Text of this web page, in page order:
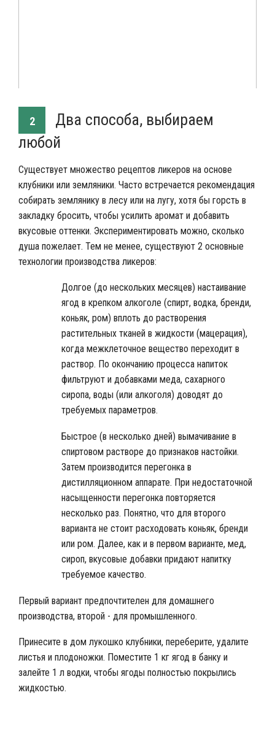
2
Два способа, выбираем
любой
Существует множество рецептов ликеров на основе
клубники или земляники. Часто встречается рекомендация
собирать землянику в лесу или на лугу, хотя бы горсть в
закладку бросить, чтобы усилить аромат и добавить
вкусовые оттенки. Экспериментировать можно, сколько
душа пожелает. Тем не менее, существуют 2 основные
технологии производства ликеров:
Долгое (до нескольких месяцев) настаивание
ягод в крепком алкоголе (спирт, водка, бренди,
коньяк, ром) вплоть до растворения
растительных тканей в жидкости (мацерация),
когда межклеточное вещество переходит в
раствор. По окончанию процесса напиток
фильтруют и добавками меда, сахарного
сиропа, воды (или алкоголя) доводят до
требуемых параметров.
Быстрое (в несколько дней) вымачивание в
спиртовом растворе до признаков настойки.
Затем производится перегонка в
дистилляционном аппарате. При недостаточной
насыщенности перегонка повторяется
несколько раз. Понятно, что для второго
варианта не стоит расходовать коньяк, бренди
или ром. Далее, как и в первом варианте, мед,
сироп, вкусовые добавки придают напитку
требуемое качество.
Первый вариант предпочтителен для домашнего
производства, второй - для промышленного.
Принесите в дом лукошко клубники, переберите, удалите
листья и плодоножки. Поместите 1 кг ягод в банку и
залейте 1 л водки, чтобы ягоды полностью покрылись
жидкостью.